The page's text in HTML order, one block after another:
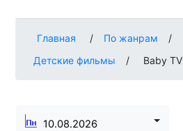
Главная / По жанрам
/
Детские фильмы
/ Baby TV
10.08.2026